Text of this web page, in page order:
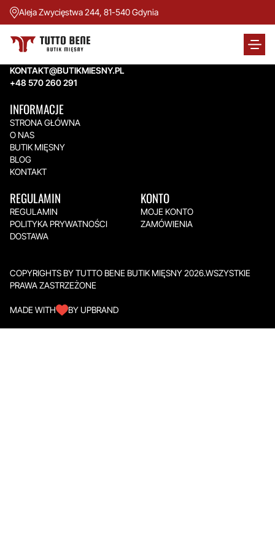
Aleja Zwycięstwa 244, 81-540 Gdynia
TUTTO BENE BUTIK MIĘSNY
Aleja Zwycięstwa 244,
KONTAKT@BUTIKMIESNY.PL
+48 570 260 291
INFORMACJE
STRONA GŁÓWNA
O NAS
BUTIK MIĘSNY
BLOG
KONTAKT
REGULAMIN
REGULAMIN
POLITYKA PRYWATNOŚCI
DOSTAWA
KONTO
MOJE KONTO
ZAMÓWIENIA
COPYRIGHTS BY TUTTO BENE BUTIK MIĘSNY 2026.WSZYSTKIE
PRAWA ZASTRZEŻONE
MADE WITH BY UPBRAND